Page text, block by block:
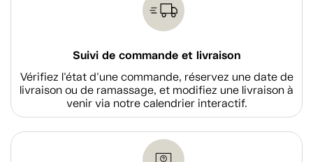
Suivi de commande et livraison
Vérifiez l'état d'une commande, réservez une date de
livraison ou de ramassage, et modifiez une livraison à
venir via notre calendrier interactif.